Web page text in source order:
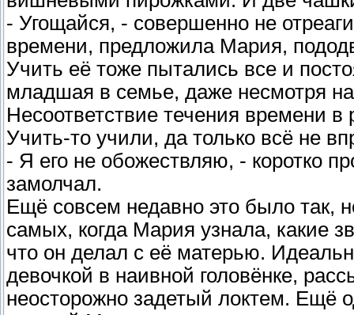
- Угощайся, - совершенно не
времени, предложила Мария,
Учить её тоже пытались все и
младшая в семье, даже несмотря
Несоответствие течения времени в
Учить-то учили, да только всё не
- Я его не обожествляю, - коротко
замолчал.
Ещё совсем недавно это было так,
самых, когда Мария узнала, какие
что он делал с её матерью.
девочкой в наивной головёнке,
неосторожно задетый локтем. Ещё